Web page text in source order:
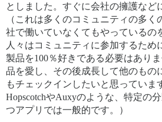
としました。すぐに会社の擁護など
（これは多くのコミュニティの多く
社で働いていなくてもやっているの
人々はコミュニティに参加するため
製品を100％好きである必要はあり
品を愛し、その後成長して他のもの
もチェックインしたいと思っていま
HopscotchやAuxyのような、特定の
つアプリでは一般的です。）